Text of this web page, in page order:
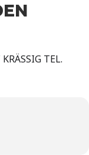
TEL.